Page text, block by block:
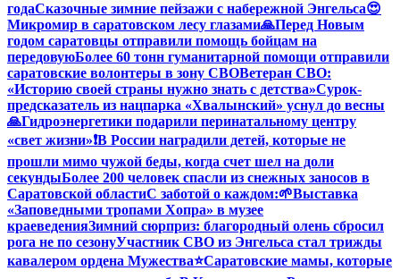
годаСказочные зимние пейзажи с набережной Энгельса😍
Микромир в саратовском лесу глазами🙏Перед Новым
годом саратовцы отправили помощь бойцам на
передовуюБолее 60 тонн гуманитарной помощи отправили
саратовские волонтеры в зону СВОВетеран СВО:
«Историю своей страны нужно знать с детства»Сурок-
предсказатель из нацпарка «Хвалынский» уснул до весны
🙏Гидроэнергетики подарили перинатальному центру
«свет жизни»❗️В России наградили детей, которые не
прошли мимо чужой беды, когда счет шел на доли
секундыБолее 200 человек спасли из снежных заносов в
Саратовской областиС заботой о каждом:🌱Выставка
«Заповедными тропами Хопра» в музее
краеведенияЗимний сюрприз: благородный олень сбросил
рога не по сезонуУчастник СВО из Энгельса стал трижды
кавалером ордена Мужества⭐️Саратовские мамы, которые